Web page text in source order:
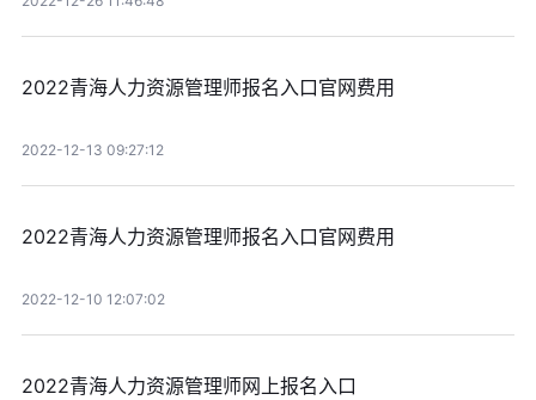
2022青海人力资源管理师报名入口官网费用
2022-12-13 09:27:12
2022青海人力资源管理师报名入口官网费用
2022-12-10 12:07:02
2022青海人力资源管理师网上报名入口